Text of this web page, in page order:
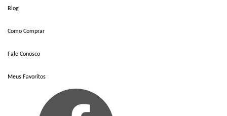
Blog
Como Comprar
Fale Conosco
Meus Favoritos